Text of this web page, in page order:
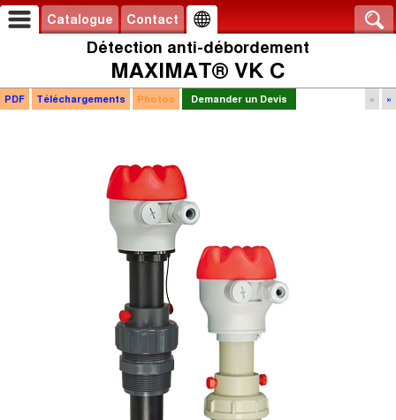
Catalogue Contact
Détection anti-débordement
MAXIMAT® VK C
« »
PDF Téléchargements Photos Demander un Devis